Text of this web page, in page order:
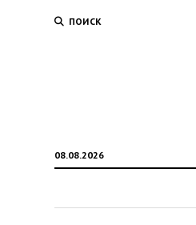
ПОИСК
08.08.2026